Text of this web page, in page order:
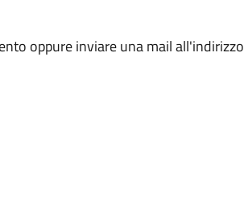
oppure inviare una mail all'indirizzo